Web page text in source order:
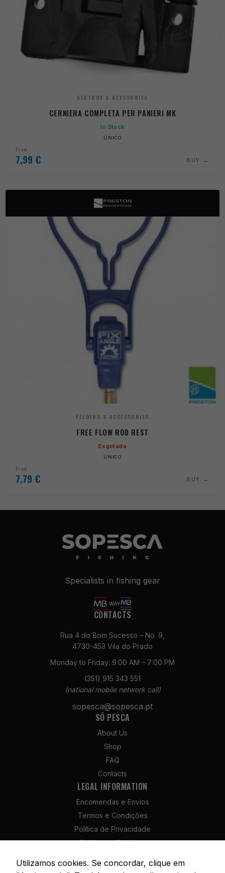
SEATBOX & ACESSORIES
CERNIERA COMPLETA PER PANIERI MK
In Stock
ÚNICO
From
7,99 € BUY
FEEDERS & ACCESSORIES
FREE FLOW ROD REST
Esgotado
ÚNICO
From
7,79 € BUY
Specialists in fishing gear
CONTACTS
Rua 4 do Bom Sucesso – No. 9,
4730-453 Vila do Prado
Monday to Friday: 9:00 AM – 7:00 PM
(351) 915 343 551
(national mobile network call)
sopesca@sopesca.pt
SÓ PESCA
About Us
Shop
FAQ
Contacts
LEGAL INFORMATION
Encomendas e Envios
Termos e Condições
Política de Privacidade
Política de Cookies
Livro de Reclamações
Utilizamos cookies. Se concordar, clique em
Necessários
Estes cookies
Estatísticas
Para que
possamos
melhorar a
e a estrutura